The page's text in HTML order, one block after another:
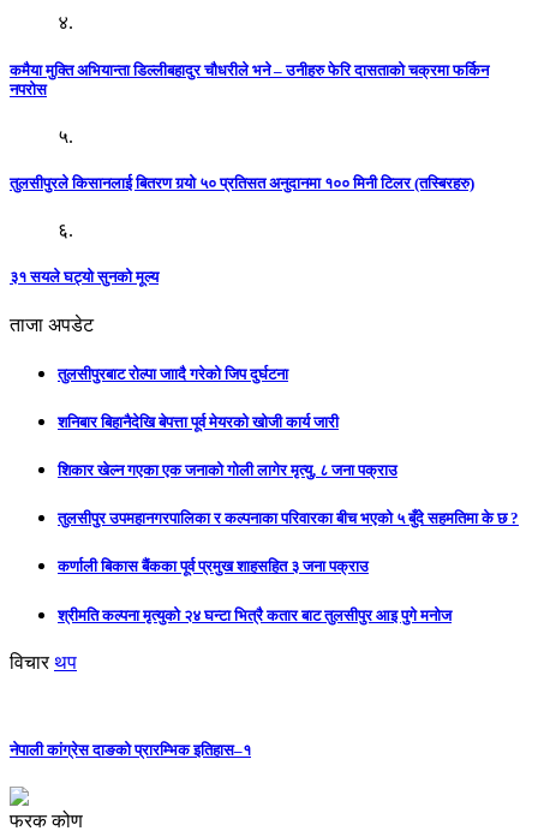
४.
कमैया मुक्ति अभियान्ता डिल्लीबहादुर चौधरीले भने – उनीहरु फेरि दासताको चक्रमा फर्किन
नपरोस
५.
तुलसीपुरले किसानलाई बितरण गर्‍यो ५० प्रतिसत अनुदानमा १०० मिनी टिलर (तस्बिरहरु)
६.
३१ सयले घट्यो सुनको मूल्य
ताजा अपडेट
तुलसीपुरबाट रोल्पा जाादै गरेको जिप दुर्घटना
शनिबार बिहानैदेखि बेपत्ता पूर्व मेयरको खोजी कार्य जारी
शिकार खेल्न गएका एक जनाको गोली लागेर मृत्यु, ८ जना पक्राउ
तुलसीपुर उपमहानगरपालिका र कल्पनाका परिवारका बीच भएको ५ बुँदे सहमतिमा के छ ?
कर्णाली बिकास बैंकका पूर्व प्रमुख शाहसहित ३ जना पक्राउ
श्रीमति कल्पना मृत्युको २४ घन्टा भित्रै कतार बाट तुलसीपुर आइ पुगे मनोज
विचार थप
नेपाली कांग्रेस दाङको प्रारम्भिक इतिहास–१
फरक कोण